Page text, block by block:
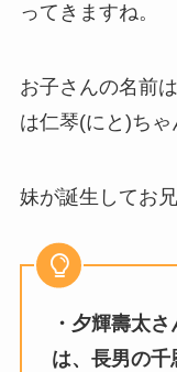
ってきますね。
お子さんの名前
は仁琴(にと)ちゃ
妹が誕生してお
・夕輝壽太
は、長男の